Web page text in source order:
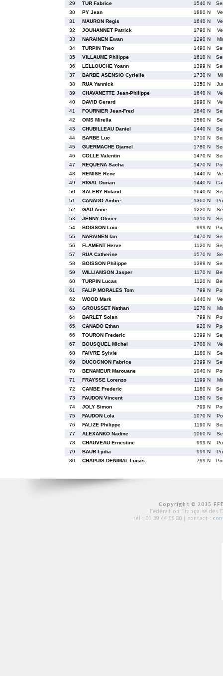
29
TUR Fabrice 1540 N
30
PY Jean 1880 N
31
MAURON Regis 1640 N
32
JOUHANNET Patrick 1790 N
33
NARAINEN Ewan 1290 N
34
TURPIN Theo 1490 N
35
VILLAUME Philippe 1610 N
36
LELLOUCHE Yoann 1399 N
37
BARBE ASENSIO Cyrielle 1730 N
38
RUA Yannick 1350 N
39
CHAVANETTE Jean-Philippe 1640 N
40
DAVID Gerard 1990 N
41
FOURNIER Jean-Fred 1840 N
42
OMS Mirella 1560 N
43
CHUBILLEAU Daniel 1440 N
44
BARBE Luc 1710 N
45
GUERMACHE Djamel 1780 N
46
COLLE Valentin 1470 N
47
REQUENA Sacha 1470 N
48
REMISE Rene 1440 N
49
RIGAL Dorian 1440 N
50
SALERY Roland 1640 N
51
CANADO Ambre 1360 N
52
GAU Anne 1220 N
53
JENNY Olivier 1310 N
54
BOISSON Loic 999 N
55
NARAINEN Ian 1470 N
56
FLAMENT Herve 1120 N
57
RUA Catherine 1570 N
58
BOISSON Philippe 1399 N
59
WILLIAMSON Jasper 1170 N
60
TURPIN Lucas 1120 N
61
FALIP MORALES Tom 799 N
62
WOOD Mark 1440 N
63
GROUSSET Nathan 1270 N
64
BARLET Solan 799 N
65
CANADO Ethan 920 N
66
TOURON Frederic 1399 N
67
BOUSQUEL Michel 1700 N
68
FAIVRE Sylvie 1180 N
69
DUCOGNON Fabrice 1399 N
70
BENAMEUR Marouane 1040 N
71
FRAYSSE Lorenzo 1199 N
72
CAMBE Frederic 1180 N
73
FAUDON Vincent 1180 N
74
JOLY Simon 799 N
75
FAUDON Lola 1070 N
76
FALIZE Philippe 1190 N
77
ALEXANKO Nadine 1060 N
78
CHAUVEAU Ernestine 999 N
79
BAUR Lydia 999 N
80
CHAPUIS DENIMAL Lucas 799 N
Copyright © 2015
Fédération Française des
tél : 01 39 44 65 80 | contact :